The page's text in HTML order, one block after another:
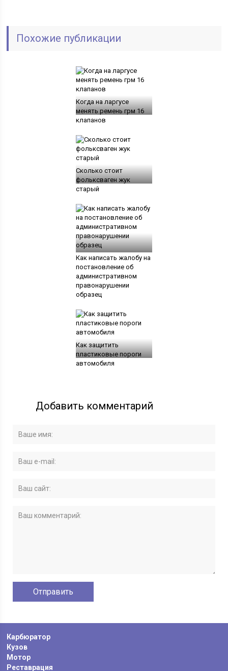
Похожие публикации
Когда на ларгусе
менять ремень грм 16
клапанов
Сколько стоит
фольксваген жук
старый
Как написать жалобу на
постановление об
административном
правонарушении
образец
Как защитить
пластиковые пороги
автомобиля
Добавить комментарий
Карбюратор
Кузов
Мотор
Реставрация